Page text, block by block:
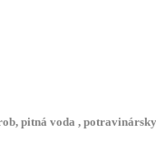
pitná voda ,